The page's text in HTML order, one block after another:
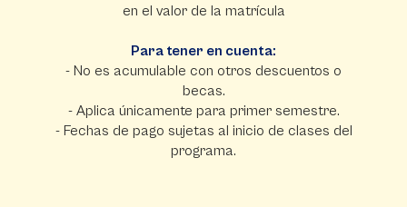
en el valor de la matrícula
Para tener en cuenta:
- No es acumulable con otros descuentos o
becas.
- Aplica únicamente para primer semestre.
- Fechas de pago sujetas al inicio de clases del
programa.